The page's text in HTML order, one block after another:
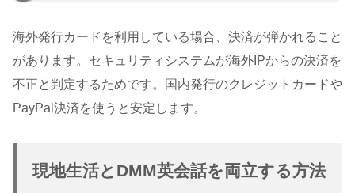
海外発行カードを利用している場合、決済が弾かれること
があります。セキュリティシステムが海外IPからの決済を
不正と判定するためです。国内発行のクレジットカードや
PayPal決済を使うと安定します。
現地生活とDMM英会話を両立する方法